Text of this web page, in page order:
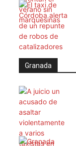
Granada